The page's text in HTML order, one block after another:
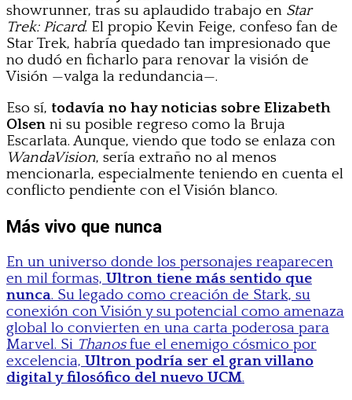
showrunner, tras su aplaudido trabajo en Star
Trek: Picard. El propio Kevin Feige, confeso fan de
Star Trek, habría quedado tan impresionado que
no dudó en ficharlo para renovar la visión de
Visión —valga la redundancia—.
Eso sí, todavía no hay noticias sobre Elizabeth
Olsen ni su posible regreso como la Bruja
Escarlata. Aunque, viendo que todo se enlaza con
WandaVision, sería extraño no al menos
mencionarla, especialmente teniendo en cuenta el
conflicto pendiente con el Visión blanco.
Más vivo que nunca
En un universo donde los personajes reaparecen
en mil formas, Ultron tiene más sentido que
nunca. Su legado como creación de Stark, su
conexión con Visión y su potencial como amenaza
global lo convierten en una carta poderosa para
Marvel. Si Thanosfue el enemigo cósmico por
excelencia, Ultron podría ser el gran villano
digital y filosófico del nuevo UCM.